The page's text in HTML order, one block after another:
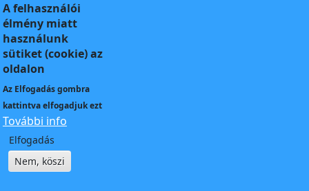
A felhasználói
élmény miatt
használunk
sütiket (cookie) az
oldalon
Az Elfogadásgombra
kattintva elfogadjuk ezt
További info
Elfogadás
Nem, köszi